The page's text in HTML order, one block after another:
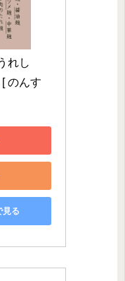
れし
のんす
見る